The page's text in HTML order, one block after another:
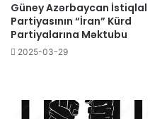
Güney Azərbaycan İstiqlal
Partiyasının “İran” Kürd
Partiyalarına Məktubu
2025-03-29